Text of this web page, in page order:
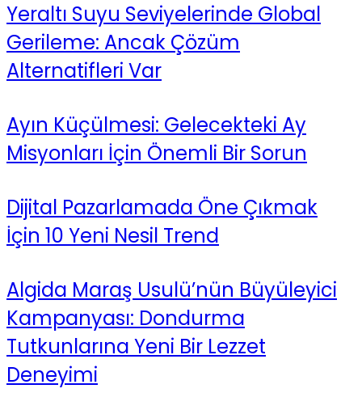
Yeraltı Suyu Seviyelerinde Global
Gerileme: Ancak Çözüm
Alternatifleri Var
Ayın Küçülmesi: Gelecekteki Ay
Misyonları İçin Önemli Bir Sorun
Dijital Pazarlamada Öne Çıkmak
İçin 10 Yeni Nesil Trend
Algida Maraş Usulü’nün Büyüleyici
Kampanyası: Dondurma
Tutkunlarına Yeni Bir Lezzet
Deneyimi